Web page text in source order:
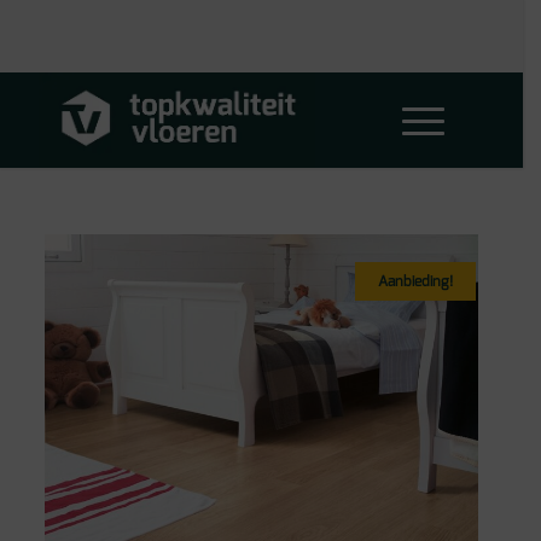
Aanbieding!